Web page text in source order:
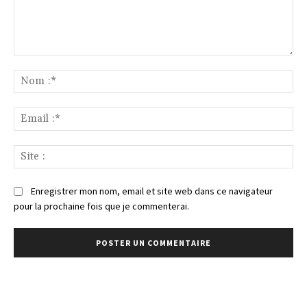
:*
:*
:
Enregistrer mon nom, email et site web dans ce navigateur
pour la prochaine fois que je commenterai.